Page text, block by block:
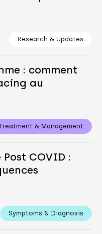
Research & Updates
: comment
au
& Management
COVID :
Symptoms & Diagnosis